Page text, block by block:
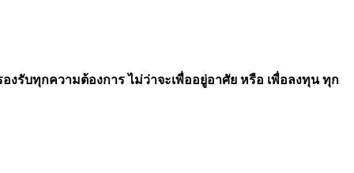
งรับทุกความต้องการ ไม่ว่าจะเพื่ออยู่อาศัย หรือ เพื่อลงทุน ทุก